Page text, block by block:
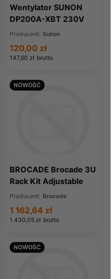
Wentylator SUNON
DP200A-XBT 230V
kulkowy
Producent: Sunon
147,60 zł brutto
120,00 zł
BROCADE Brocade 3U
Rack Kit Adjustable
Heavy Duty (60-
Producent: Brocade
1 430,05 zł brutto
1 162,64 zł
NOWOŚĆ
NOWOŚĆ